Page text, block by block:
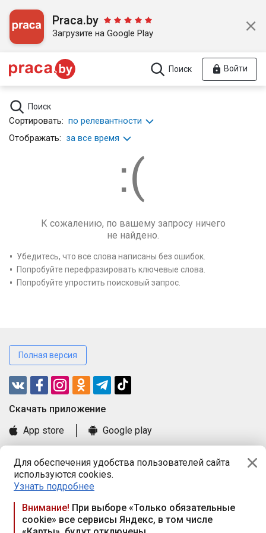
Для обеспечения удобства пользователей сайта
используются cookies.
Узнать подробнее
Внимание! При выборе «Только обязательные
cookie» все сервисы Яндекс, в том числе
Praca.by
Загрузите на Google Play
Поиск Войти
Поиск
Сортировать: по релевантности
Отображать: за все время
К сожалению, по вашему запросу ничего
не найдено.
Убедитесь, что все слова написаны без ошибок.
Попробуйте перефразировать ключевые слова.
Попробуйте упростить поисковый запрос.
Полная версия
Cкачать приложение
App store
Google play
Книга замечаний и предложений
Правила и документы
Praca.by © 2000—2026, ООО «ПРАЦА БАЙ»
Республика Беларусь, 220114, г. Минск, пр-т Независимости
117а, пом. № 9.